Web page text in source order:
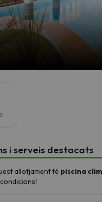
i serveis destacats
allotjament té piscina